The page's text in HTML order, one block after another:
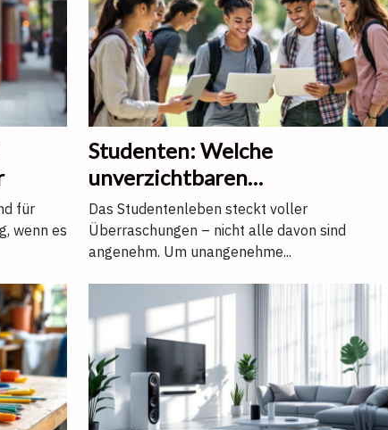
für
wenn es
Studenten: Welche
unverzichtbaren
Schutzmaßnahmen gegen
unangenehme Überraschungen
Das Studentenleben steckt voller
Überraschungen – nicht alle davon sind
angenehm. Um unangenehme...